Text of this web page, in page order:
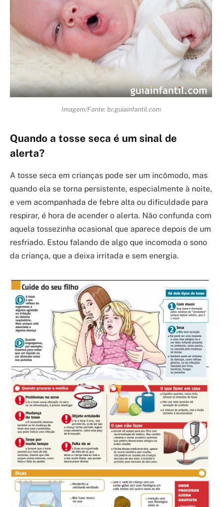
Imagem/Fonte: br.guiainfantil.com
Quando a tosse seca é um sinal de
alerta?
A tosse seca em crianças pode ser um incômodo, mas
quando ela se torna persistente, especialmente à noite,
e vem acompanhada de febre alta ou dificuldade para
respirar, é hora de acender o alerta. Não confunda com
aquela tossezinha ocasional que aparece depois de um
resfriado. Estou falando de algo que incomoda o sono
da criança, que a deixa irritada e sem energia.